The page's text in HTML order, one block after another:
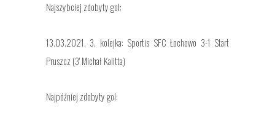
Najszybciej zdobyty gol:
13.03.2021, 3. kolejka: Sportis SFC Łochowo 3-1 Start
Pruszcz (3' Michał Kalitta)
Najpóźniej zdobyty gol: